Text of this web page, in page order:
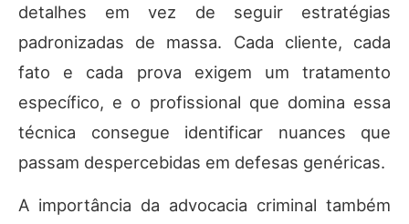
detalhes em vez de seguir estratégias
padronizadas de massa. Cada cliente, cada
fato e cada prova exigem um tratamento
específico, e o profissional que domina essa
técnica consegue identificar nuances que
passam despercebidas em defesas genéricas.
A importância da advocacia criminal também